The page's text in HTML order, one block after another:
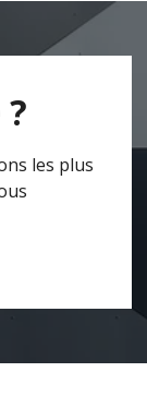
les plus